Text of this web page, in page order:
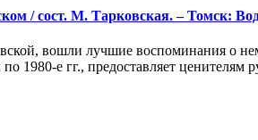
/ сост. М. Тарковская. – Томск:
вошли лучшие воспоминания о
1980-е гг., предоставляет